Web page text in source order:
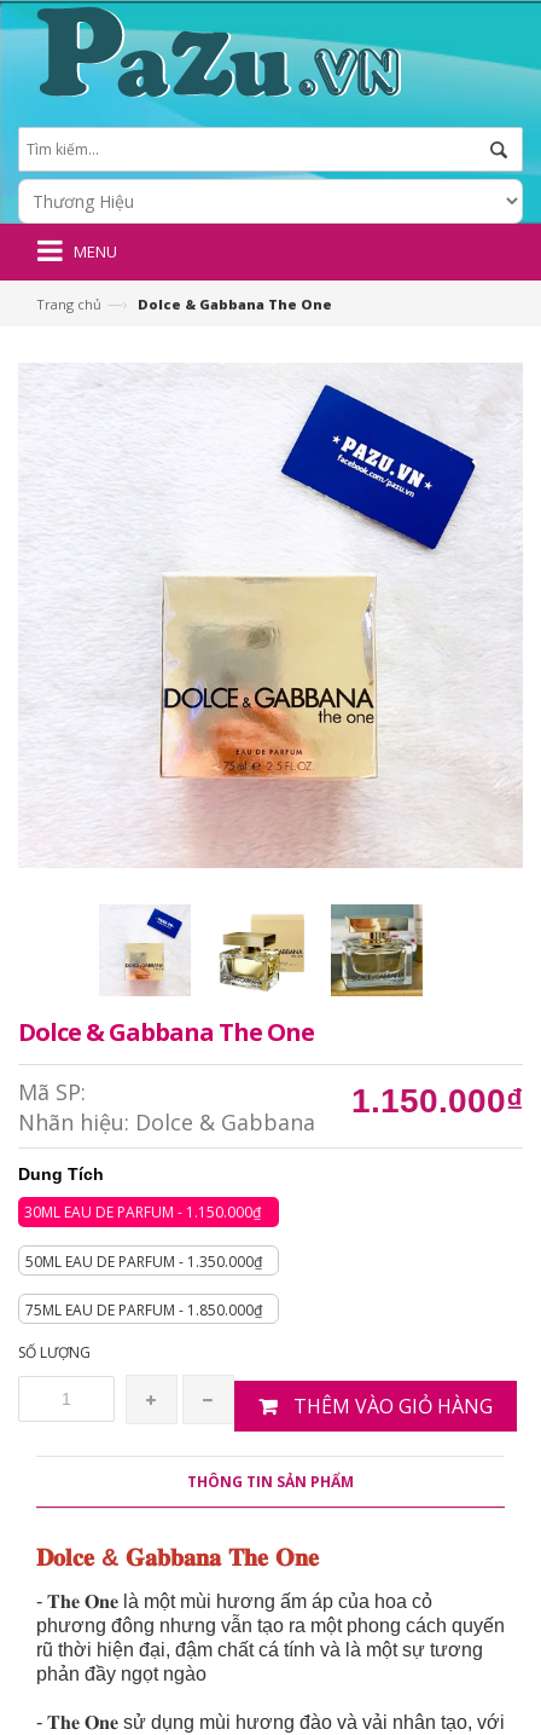
MENU
Trang chủ —› Dolce & Gabbana The One
Dolce & Gabbana The One
Mã SP:
Nhãn hiệu: Dolce & Gabbana
1.150.000₫
Dung Tích
30ML EAU DE PARFUM - 1.150.000₫
50ML EAU DE PARFUM - 1.350.000₫
75ML EAU DE PARFUM - 1.850.000₫
SỐ LƯỢNG
THÊM VÀO GIỎ HÀNG
THÔNG TIN SẢN PHẨM
𝐃𝐨𝐥𝐜𝐞 & 𝐆𝐚𝐛𝐛𝐚𝐧𝐚 𝐓𝐡𝐞 𝐎𝐧𝐞
- 𝐓𝐡𝐞 𝐎𝐧𝐞 là một mùi hương ấm áp của hoa cỏ
phương đông nhưng vẫn tạo ra một phong cách quyến
rũ thời hiện đại, đậm chất cá tính và là một sự tương
phản đầy ngọt ngào
- 𝐓𝐡𝐞 𝐎𝐧𝐞 sử dụng mùi hương đào và vải nhân tạo, với